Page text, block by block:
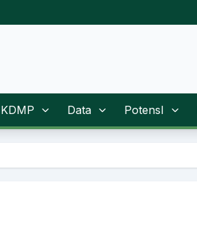
KDMP Data PotensI